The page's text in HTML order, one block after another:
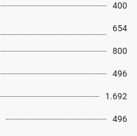
400
654
800
496
1.692
496